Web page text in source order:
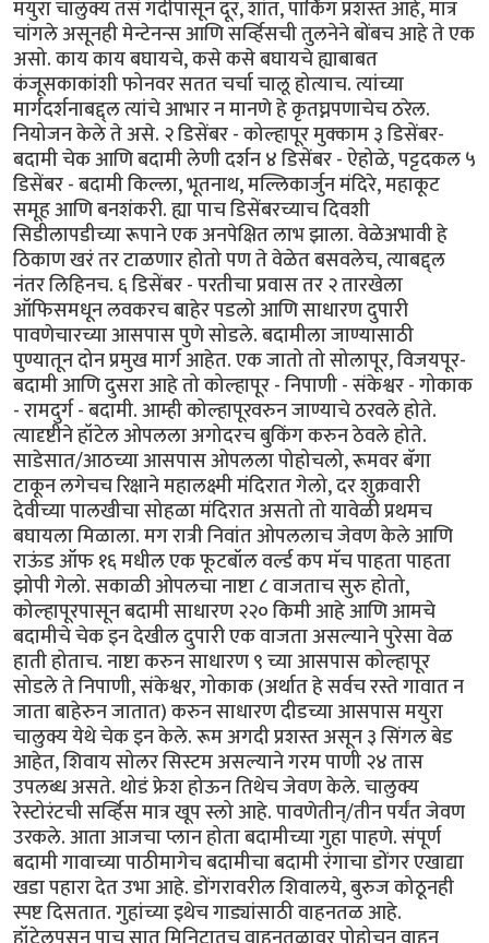
मयुरा चालुक्य तसं गर्दीपासून दूर, शांत, पार्किंग प्रशस्त आहे, मात्र
चांगले असूनही मेन्टेनन्स आणि सर्व्हिसची तुलनेने बोंबच आहे ते एक
असो. काय काय बघायचे, कसे कसे बघायचे ह्याबाबत
कंजूसकाकांशी फोनवर सतत चर्चा चालू होत्याच. त्यांच्या
मार्गदर्शनाबद्द्ल त्यांचे आभार न मानणे हे कृतघ्नपणाचेच ठरेल.
नियोजन केले ते असे. २ डिसेंबर - कोल्हापूर मुक्काम ३ डिसेंबर-
बदामी चेक आणि बदामी लेणी दर्शन ४ डिसेंबर - ऐहोळे, पट्टदकल ५
डिसेंबर - बदामी किल्ला, भूतनाथ, मल्लिकार्जुन मंदिरे, महाकूट
समूह आणि बनशंकरी. ह्या पाच डिसेंबरच्याच दिवशी
सिडीलापडीच्या रूपाने एक अनपेक्षित लाभ झाला. वेळेअभावी हे
ठिकाण खरं तर टाळणार होतो पण ते वेळेत बसवलेच, त्याबद्द्ल
नंतर लिहिनच. ६ डिसेंबर - परतीचा प्रवास तर २ तारखेला
ऑफिसमधून लवकरच बाहेर पडलो आणि साधारण दुपारी
पावणेचारच्या आसपास पुणे सोडले. बदामीला जाण्यासाठी
पुण्यातून दोन प्रमुख मार्ग आहेत. एक जातो तो सोलापूर, विजयपूर-
बदामी आणि दुसरा आहे तो कोल्हापूर - निपाणी - संकेश्वर - गोकाक
- रामदुर्ग - बदामी. आम्ही कोल्हापूरवरुन जाण्याचे ठरवले होते.
त्यादृष्टीने हॉटेल ओपलला अगोदरच बुकिंग करुन ठेवले होते.
साडेसात/आठच्या आसपास ओपलला पोहोचलो, रूमवर बॅगा
टाकून लगेचच रिक्षाने महालक्ष्मी मंदिरात गेलो, दर शुक्रवारी
देवीच्या पालखीचा सोहळा मंदिरात असतो तो यावेळी प्रथमच
बघायला मिळाला. मग रात्री निवांत ओपललाच जेवण केले आणि
राऊंड ऑफ १६ मधील एक फूटबॉल वर्ल्ड कप मॅच पाहता पाहता
झोपी गेलो. सकाळी ओपलचा नाष्टा ८ वाजताच सुरु होतो,
कोल्हापूरपासून बदामी साधारण २२० किमी आहे आणि आमचे
बदामीचे चेक इन देखील दुपारी एक वाजता असल्याने पुरेसा वेळ
हाती होताच. नाष्टा करुन साधारण ९ च्या आसपास कोल्हापूर
सोडले ते निपाणी, संकेश्वर, गोकाक (अर्थात हे सर्वच रस्ते गावात न
जाता बाहेरुन जातात) करुन साधारण दीडच्या आसपास मयुरा
चालुक्य येथे चेक इन केले. रूम अगदी प्रशस्त असून ३ सिंगल बेड
आहेत, शिवाय सोलर सिस्टम असल्याने गरम पाणी २४ तास
उपलब्ध असते. थोडं फ्रेश होऊन तिथेच जेवण केले. चालुक्य
रेस्टोरंटची सर्व्हिस मात्र खूप स्लो आहे. पावणेतीन्/तीन पर्यंत जेवण
उरकले. आता आजचा प्लान होता बदामीच्या गुहा पाहणे. संपूर्ण
बदामी गावाच्या पाठीमागेच बदामीचा बदामी रंगाचा डोंगर एखाद्या
खडा पहारा देत उभा आहे. डोंगरावरील शिवालये, बुरुज कोठूनही
स्पष्ट दिसतात. गुहांच्या इथेच गाड्यांसाठी वाहनतळ आहे.